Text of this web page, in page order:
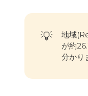
💡
地域
が約
分かり